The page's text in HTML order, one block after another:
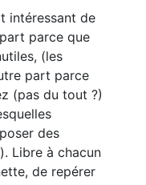
intéressant de
parce que
(les
part parce
(pas du tout ?)
des
Libre à chacun
de repérer